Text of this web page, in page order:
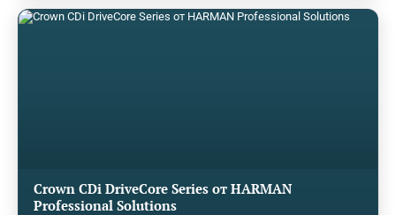
'x 2' панелями могут быть включены в набор для больших
пространств. Угловые бас-ловушки помогают снизить низкие
Crown CDi DriveCore Series от HARMAN
Professional Solutions